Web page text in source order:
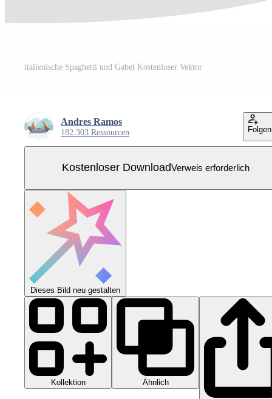
italienische Spaghetti und Gabel Kostenloser Vektor
Andres Ramos
182.303 Ressourcen Folgen
Kostenloser DownloadVerweis erforderlich
Dieses Bild neu gestalten
Kollektion Ähnlich